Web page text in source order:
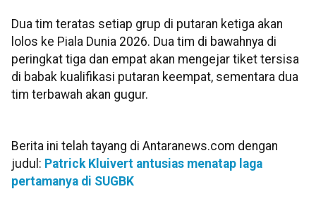
Dua tim teratas setiap grup di putaran ketiga akan
lolos ke Piala Dunia 2026. Dua tim di bawahnya di
peringkat tiga dan empat akan mengejar tiket tersisa
di babak kualifikasi putaran keempat, sementara dua
tim terbawah akan gugur.
Berita ini telah tayang di Antaranews.com dengan
judul: Patrick Kluivert antusias menatap laga
pertamanya di SUGBK